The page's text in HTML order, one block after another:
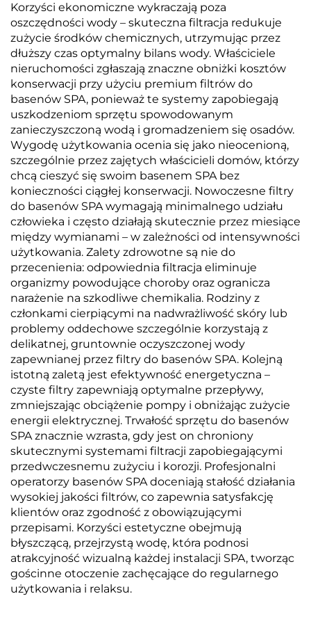
Korzyści ekonomiczne wykraczają poza
oszczędności wody – skuteczna filtracja redukuje
zużycie środków chemicznych, utrzymując przez
dłuższy czas optymalny bilans wody. Właściciele
nieruchomości zgłaszają znaczne obniżki kosztów
konserwacji przy użyciu premium filtrów do
basenów SPA, ponieważ te systemy zapobiegają
uszkodzeniom sprzętu spowodowanym
zanieczyszczoną wodą i gromadzeniem się osadów.
Wygodę użytkowania ocenia się jako nieocenioną,
szczególnie przez zajętych właścicieli domów, którzy
chcą cieszyć się swoim basenem SPA bez
konieczności ciągłej konserwacji. Nowoczesne filtry
do basenów SPA wymagają minimalnego udziału
człowieka i często działają skutecznie przez miesiące
między wymianami – w zależności od intensywności
użytkowania. Zalety zdrowotne są nie do
przecenienia: odpowiednia filtracja eliminuje
organizmy powodujące choroby oraz ogranicza
narażenie na szkodliwe chemikalia. Rodziny z
członkami cierpiącymi na nadwrażliwość skóry lub
problemy oddechowe szczególnie korzystają z
delikatnej, gruntownie oczyszczonej wody
zapewnianej przez filtry do basenów SPA. Kolejną
istotną zaletą jest efektywność energetyczna –
czyste filtry zapewniają optymalne przepływy,
zmniejszając obciążenie pompy i obniżając zużycie
energii elektrycznej. Trwałość sprzętu do basenów
SPA znacznie wzrasta, gdy jest on chroniony
skutecznymi systemami filtracji zapobiegającymi
przedwczesnemu zużyciu i korozji. Profesjonalni
operatorzy basenów SPA doceniają stałość działania
wysokiej jakości filtrów, co zapewnia satysfakcję
klientów oraz zgodność z obowiązującymi
przepisami. Korzyści estetyczne obejmują
błyszczącą, przejrzystą wodę, która podnosi
atrakcyjność wizualną każdej instalacji SPA, tworząc
gościnne otoczenie zachęcające do regularnego
użytkowania i relaksu.